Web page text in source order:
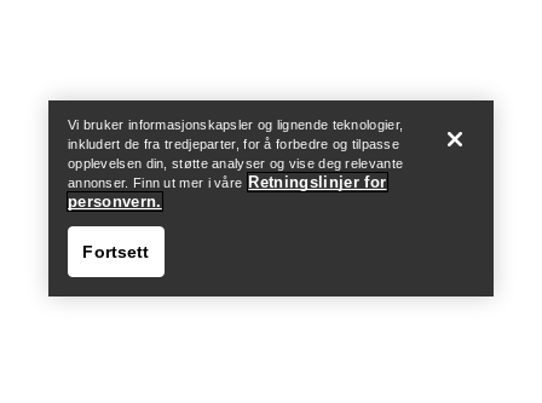
Vi bruker informasjonskapsler og lignende teknologier,
inkludert de fra tredjeparter, for å forbedre og tilpasse
opplevelsen din, støtte analyser og vise deg relevante
annonser. Finn ut mer i våre Retningslinjer for
personvern.
Fortsett